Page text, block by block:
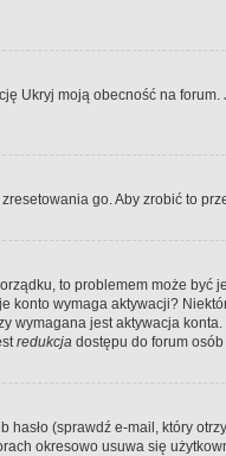
Ukryj moją obecność na
go. Aby zrobić to
to problemem może być
konto wymaga aktywacji?
jest aktywacja
redukcja dostępu do forum
(sprawdź e-mail, który
okresowo usuwa się